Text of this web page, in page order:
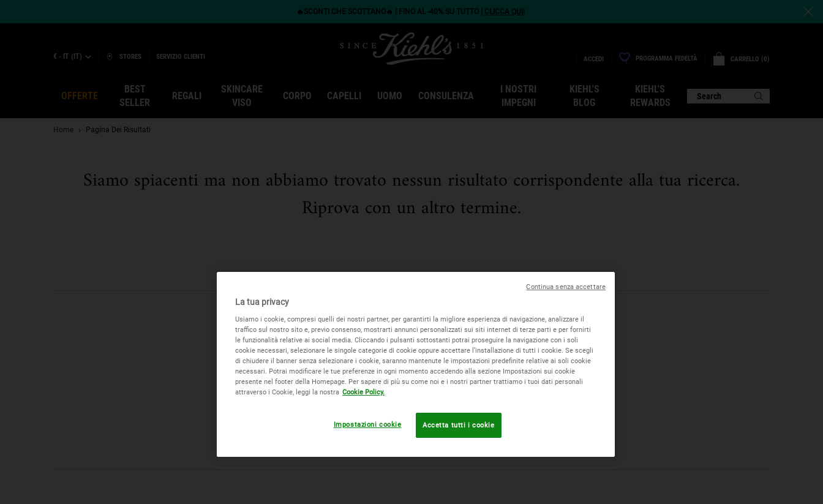
🔥SCONTI CHE SCOTTANO🔥 | FINO AL -40% SU TUTTO | CLICCA QUI!
€ - IT (IT) STORES SERVIZIO CLIENTI ACCEDI PROGRAMMA FEDELTÀ CARRELLO 0
0 PRODOTTO
OFFERTE
BEST
SELLER
REGALI
SKINCARE
VISO
CORPO CAPELLI UOMO CONSULENZA
I NOSTRI
IMPEGNI
KIEHL'S
BLOG
KIEHL'S
REWARDS
Search
Home Pagina Dei Risultati
Siamo spiacenti ma non abbiamo trovato nessun risultato corrispondente alla tua ricerca.
Riprova con un altro termine.
CONTATTACI SCRIVICI UNA EMAIL
PRENOTA UNA
PUNTI VENDITA
La tua privacy
Usiamo i cookie, compresi quelli dei nostri partner, per garantirti la migliore esperienza di navigazione, analizzare il
traffico sul nostro sito e, previo consenso, mostrarti annunci personalizzati sui siti internet di terze parti e per fornirti
le funzionalità relative ai social media. Cliccando i pulsanti sottostanti potrai proseguire la navigazione con i soli
cookie necessari, selezionare le singole categorie di cookie oppure accettare l’installazione di tutti i cookie. Se scegli
di chiudere il banner senza selezionare i cookie, saranno mantenute le impostazioni predefinite relative ai soli cookie
necessari. Potrai modificare le tue preferenze in ogni momento accedendo alla sezione Impostazioni sui cookie
presente nel footer della Homepage. Per sapere di più su come noi e i nostri partner trattiamo i tuoi dati personali
attraverso i Cookie, leggi la nostra Cookie Policy.
Impostazioni cookie Accetta tutti i cookie
Continua senza accettare